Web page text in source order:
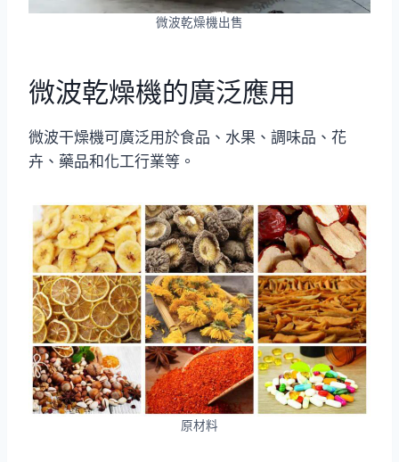
微波乾燥機出售
微波乾燥機的廣泛應用
微波干燥機可廣泛用於食品、水果、調味品、花
卉、藥品和化工行業等。
原材料